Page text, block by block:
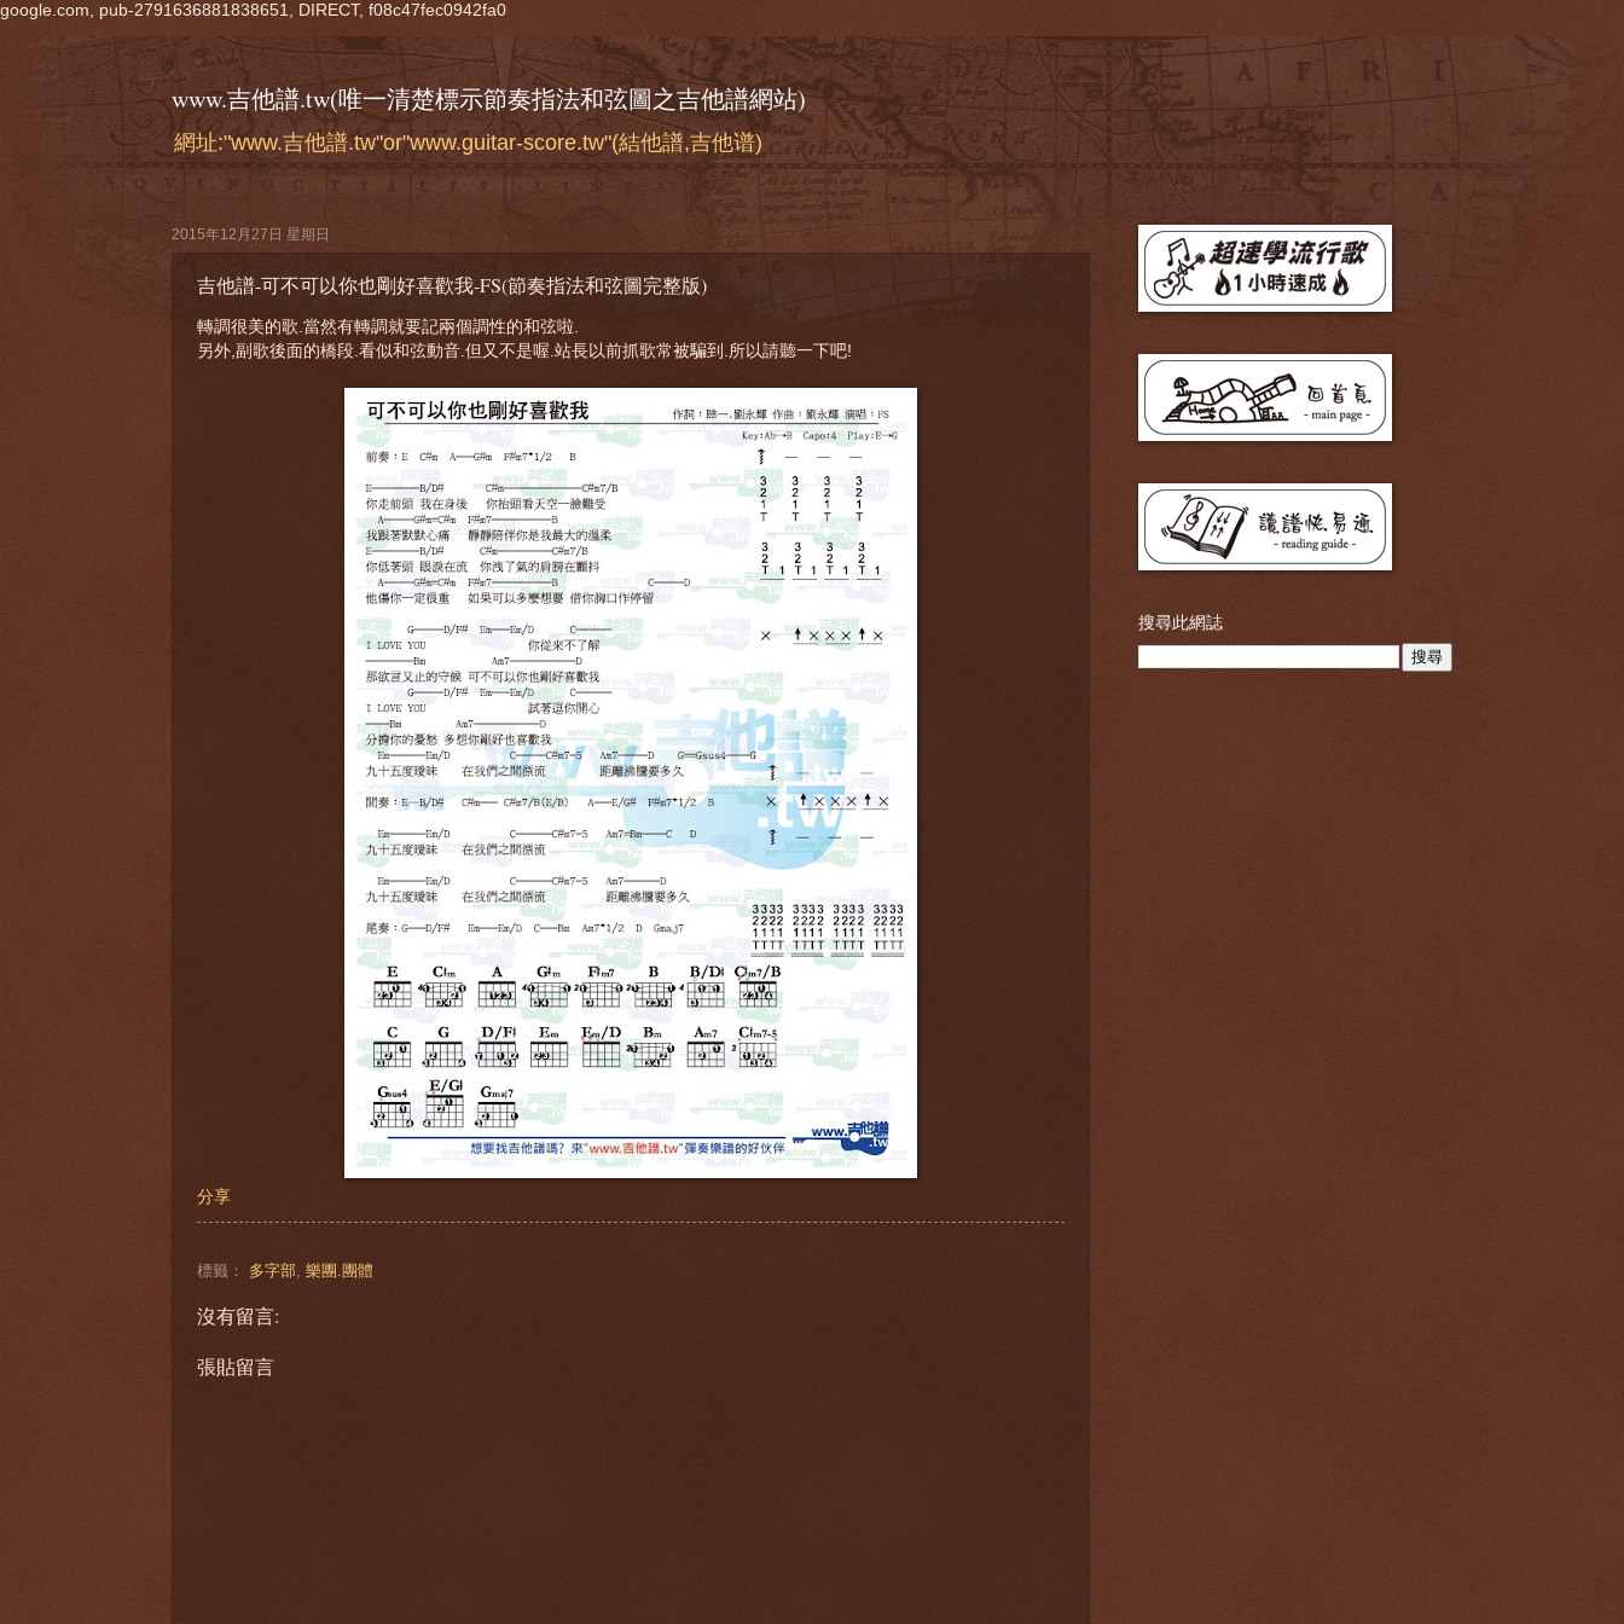
google.com, pub-2791636881838651, DIRECT, f08c47fec0942fa0
www.吉他譜.tw(唯一清楚標示節奏指法和弦圖之吉他譜網站)
網址:"www.吉他譜.tw"or"www.guitar-score.tw"(結他譜,吉他谱)
2015年12月27日 星期日
吉他譜-可不可以你也剛好喜歡我-FS(節奏指法和弦圖完整版)
轉調很美的歌.當然有轉調就要記兩個調性的和弦啦.
另外,副歌後面的橋段.看似和弦動音.但又不是喔.站長以前抓歌常被騙到.所以請聽一下吧!
分享
標籤： 多字部 樂團.團體
沒有留言:
張貼留言
搜尋此網誌